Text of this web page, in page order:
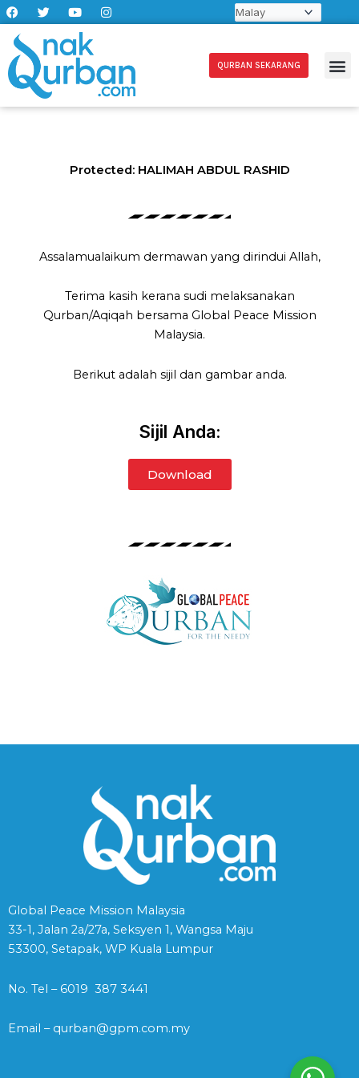
Skip
to
content
F
a
c
e
b
o
o
k
T
w
i
t
t
e
r
Y
o
u
t
u
b
e
I
n
s
g
r
a
m
QURBAN SEKARANG
Protected: HALIMAH ABDUL RASHID
Assalamualaikum dermawan yang dirindui Allah,
Terima kasih kerana sudi melaksanakan
Qurban/Aqiqah bersama Global Peace Mission
Malaysia.
Berikut adalah sijil dan gambar anda.
Sijil Anda:
Download
Global Peace Mission Malaysia
33-1, Jalan 2a/27a, Seksyen 1, Wangsa Maju
53300, Setapak, WP Kuala Lumpur
No. Tel – 6019 387 3441
Email – qurban@gpm.com.my